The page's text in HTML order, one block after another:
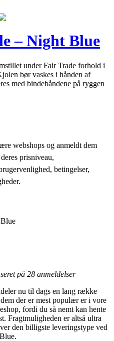
– Night Blue
under Fair Trade forhold i
bør vaskes i hånden af
med bindebåndene på ryggen
webshops og anmeldt dem
prisniveau,
betingelser,
på 28 anmeldelser
nu til dags en lang række
der er mest populær er i vore
fordi du så nemt kan hente
Fragtmuligheden er altså ultra
den billigste leveringstype ved